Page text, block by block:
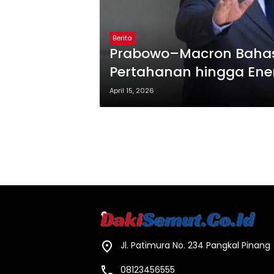
Berita
Prabowo–Macron
Pertahanan hingga
April 15, 2026
Jl. Patimura No. 234 Pangkal Pinang
08123456555